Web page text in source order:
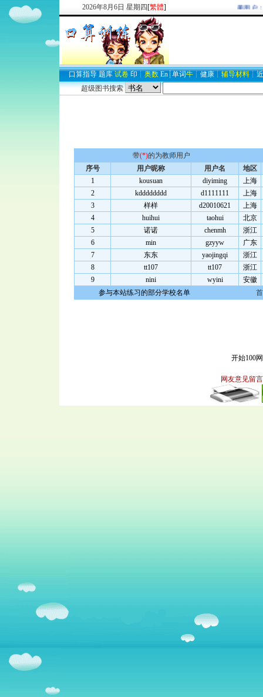
2026年8月 6日 星期四 [繁體] 欢迎新注册用户：
口算指导 题库 试卷 印 ┊ 奥数 En ┊ 单词牛 ┊ 健康 ┊ 辅导材料 ┊
超级图书搜索
带(*)的为教师用户
序号
用户昵称 用户名
地区
1
kousuan diyiming
上海
2
kdddddddd d1111111
上海
3
样样 d20010621
上海
4
huihui taohui
北京
5
诺诺 chenmh
浙江
6
min gzyyw
广东
7
东东 yaojingqi
浙江
8
tt107 tt107
浙江
9
nini wyini
安徽
参与本站练习的部分学校名单
开始100
网友意见留